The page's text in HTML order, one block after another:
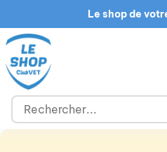
Le shop de